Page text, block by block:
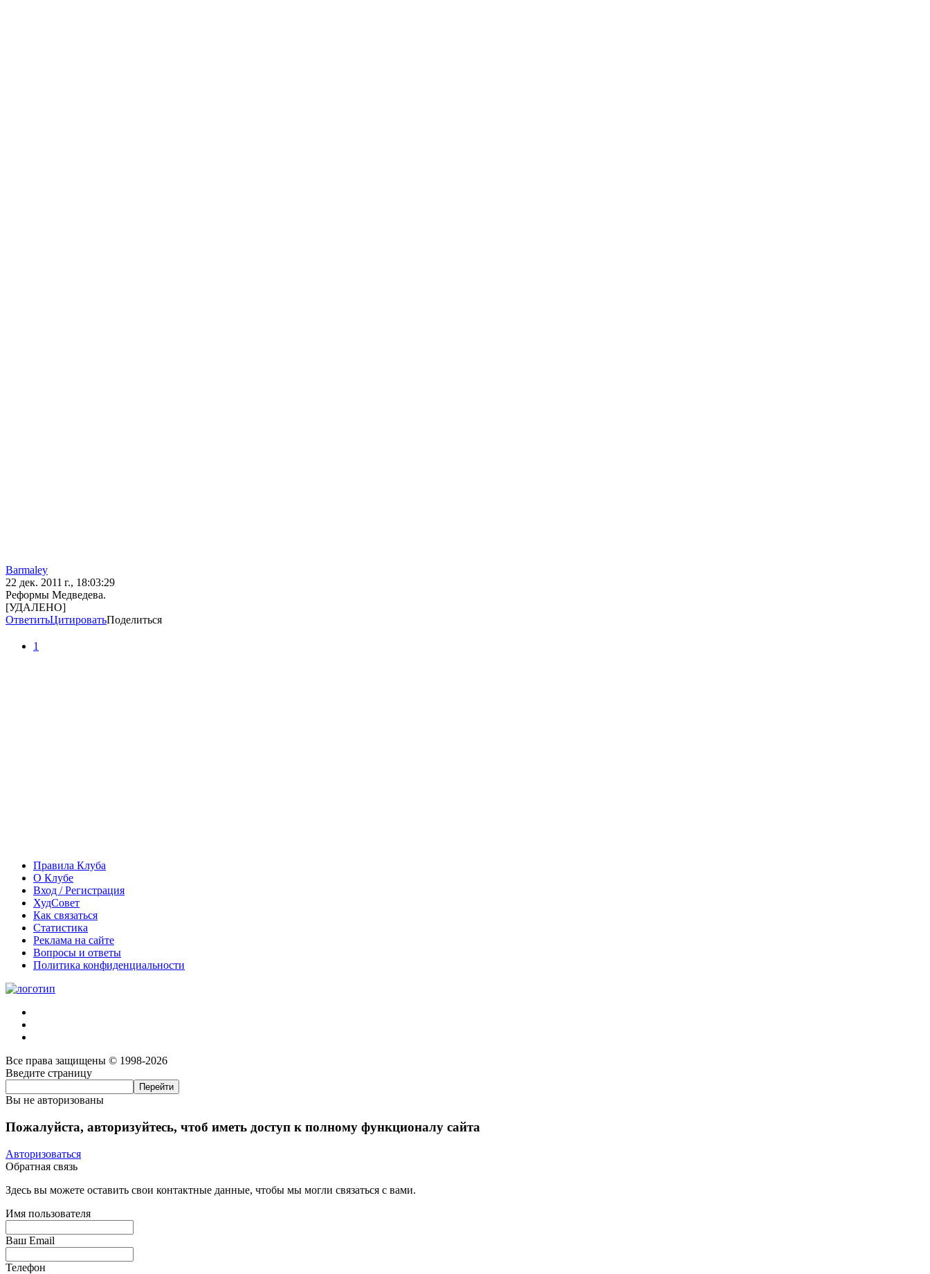
Barmaley
22 дек. 2011 г., 18:03:29
Реформы Медведева.
[УДАЛЕНО]
ОтветитьЦитироватьПоделиться
1
Правила Клуба
О Клубе
Вход / Регистрация
ХудСовет
Как связаться
Статистика
Реклама на сайте
Вопросы и ответы
Политика конфиденциальности
Все права защищены © 1998-2026
Введите страницу
Вы не авторизованы
Пожалуйста, авторизуйтесь, чтоб иметь доступ к полному функционалу сайта
Авторизоваться
Обратная связь
Здесь вы можете оставить свои контактные данные, чтобы мы могли связаться с вами.
Имя пользователя
Ваш Email
Телефон